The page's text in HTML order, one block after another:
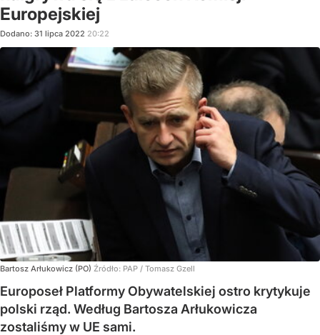
Europejskiej
Dodano: 31 lipca 2022 20:22
Bartosz Arłukowicz (PO) Źródło: PAP / Tomasz Gzell
Europoseł Platformy Obywatelskiej ostro krytykuje
polski rząd. Według Bartosza Arłukowicza
zostaliśmy w UE sami.